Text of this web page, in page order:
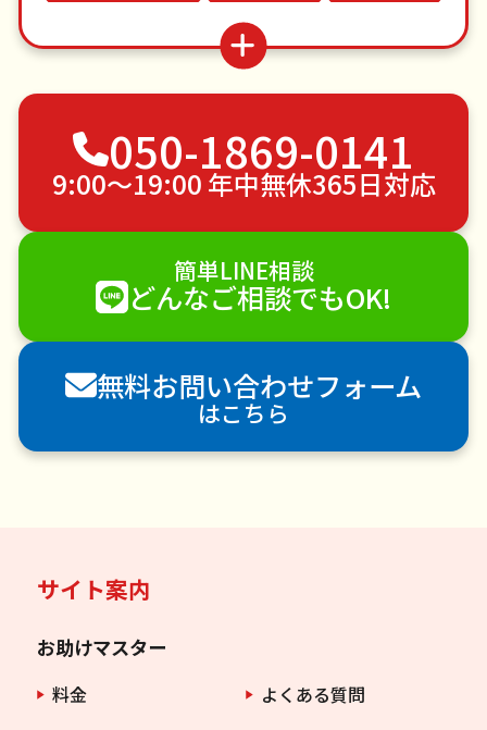
お庭の水やり
謝罪代行
水道パッキン交換
お墓参り代行
不用品回収
ゴミ屋敷片付け
草刈り・草むしり
植木の伐採
手すり取り付け
ペットのお世話
エアコンクリーニング
DIY・日曜大工
ハウスクリーニング
雪かき・雪下ろし
電球交換
襖（ふすま）の張替え
空き家管理
害獣駆除
防草シート施工
ナメクジ駆除
害虫駆除
050-1869-0141
9:00〜19:00 年中無休365日対応
簡単LINE相談
どんなご相談でもOK!
無料お問い合わせフォーム
はこちら
サイト案内
お助けマスター
料金
よくある質問